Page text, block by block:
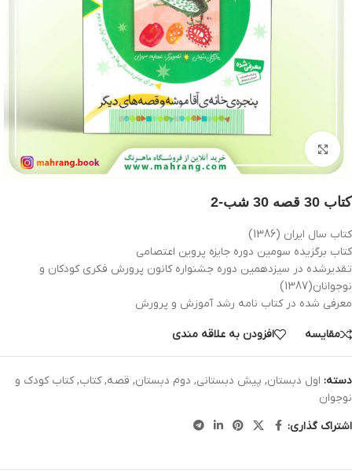
بزرگنمایی تصویر
کتاب 30 قصه 30 شب-2
کتاب سال ایران (1386)
کتاب برگزیده سومین دوره جایزه پروین اعتصامی
تقدیرشده در سیزدهمین دوره جشنواره کانون پرورش فکری کودکان و
نوجوانان(1387)
معرفی شده در کتاب نامه رشد آموزش و پرورش
مقایسه افزودن به علاقه مندی
دسته: اول دبستان, پیش دبستانی, دوم دبستان, قصه, کتاب, کتاب کودک و
نوجوان
اشتراک گذاری: